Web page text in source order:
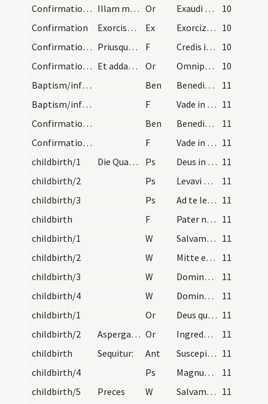
Confirmation/6 Illam maiorem orationem non dicit, sed istam ad s… Or Exaudi nos omnipotens Deus et huius aquae ... mereamur aeternam.
10
Confirmation
Exorcismus aquae Ex Exorcizo te creatura aquae per Deum vivum ... aeternam regenerans. 10
Confirmation/12
Priusque cum aqua perfundat, interroget cum verbi… F Credis in Deum
10
Confirmation/7
Et addat orationem: Or Omnipotens sempiterne Deus maiestatem tuam supplices deprecamur ... tribuas sanitatem.
10
Baptism/infirmity
Ben Benedictio Dei
11
Baptism/infirmity
F Vade in pace. 11
Confirmation/2
Ben Benedictio Dei ... descendat et maneat semper tecum.
11
Confirmation/13
F Vade in pace 11
childbirth/1
Die Quadragesimo pro muliere praesentanda in temp… Ps Deus in adiutorium 11
childbirth/2
Ps Levavi oculos
11
childbirth/3
Ps Ad te levavi 11
childbirth
F Pater noster ... Et ne nos 11
childbirth/1
W Salvam fac ancillam 11
childbirth/2
W Mitte ei auxilium
11
childbirth/3
W Domine exaudi
11
childbirth/4
W Dominus vobiscum
11
childbirth/1
Or Deus qui per Moysen famulum tuum Israeliticae plebi ... mereatur introire. 11
childbirth/2
Aspergat eam aqua benedicta, et sic introducat in… Or Ingredere in domum Domini et adora ... Dei et hominum.
11
childbirth
Sequitur: Ant Suscepimus Deus misericordiam tuam in medio templi. 11
childbirth/4
Ps Magnus Dominus
11
childbirth/5
Preces W Salvam fac ancillam 11